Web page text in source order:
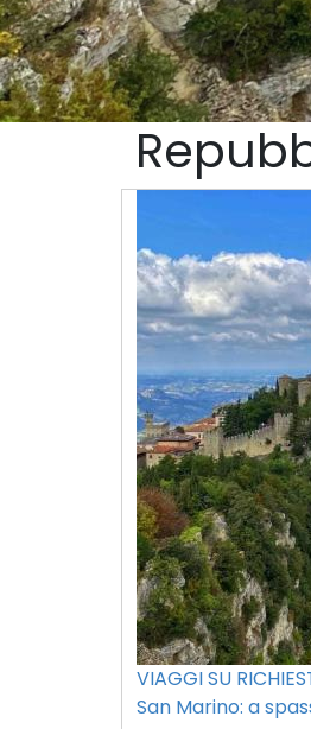
VIAGGI SU
San Marino: a